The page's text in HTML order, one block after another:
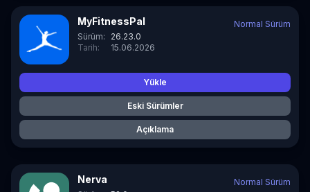
MyFitnessPal
Sürüm:
26.23.0
Tarih:
15.06.2026
Normal Sürüm
Yükle
Eski Sürümler
Açıklama
Nerva Normal Sürüm